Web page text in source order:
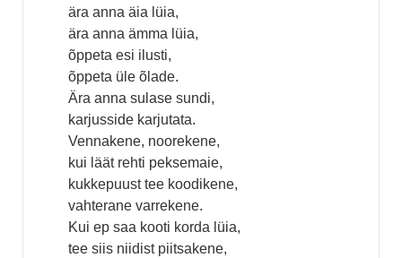
ära anna äia lüia,
ära anna ämma lüia,
õppeta esi ilusti,
õppeta üle õlade.
Ära anna sulase sundi,
karjusside karjutata.
Vennakene, noorekene,
kui läät rehti peksemaie,
kukkepuust tee koodikene,
vahterane varrekene.
Kui ep saa kooti korda lüia,
tee siis niidist piitsakene,